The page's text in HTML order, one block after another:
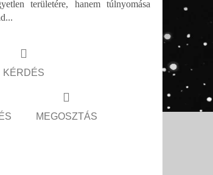
területére, hanem túlnyomása
KÉRDÉS
MEGOSZTÁS